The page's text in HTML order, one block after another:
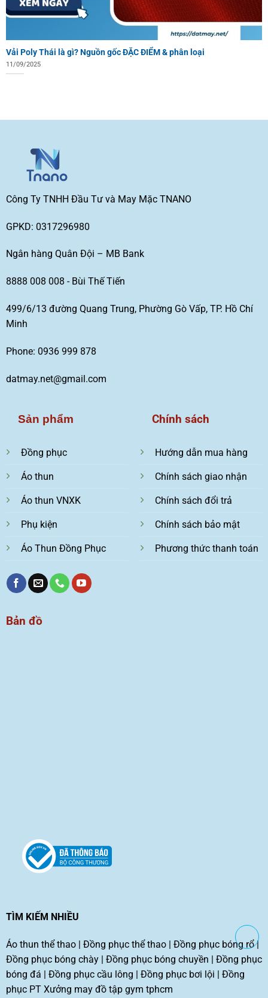
Vải Poly Thái là gì? Nguồn gốc ĐẶC ĐIỂM & phân loại
11/09/2025
Công Ty TNHH Đầu Tư và May Mặc TNANO
GPKD: 0317296980
Ngân hàng Quân Đội – MB Bank
8888 008 008 - Bùi Thế Tiến
499/6/13 đường Quang Trung, Phường Gò Vấp, TP. Hồ Chí
Minh
Phone: 0936 999 878
datmay.net@gmail.com
Sản phẩm
Đồng phục
Áo thun
Áo thun VNXK
Phụ kiện
Áo Thun Đồng Phục
Chính sách
Hướng dẫn mua hàng
Chính sách giao nhận
Chính sách đổi trả
Chính sách bảo mật
Phương thức thanh toán
Bản đồ
TÌM KIẾM NHIỀU
Áo thun thể thao| Đồng phục thể thao| Đồng phục bóng rổ|
Đồng phục bóng chày| Đồng phục bóng chuyền | Đồng phục
bóng đá | Đồng phục cầu lông | Đồng phục bơi lội | Đồng
phục PT Xưởng may đồ tập gym tphcm